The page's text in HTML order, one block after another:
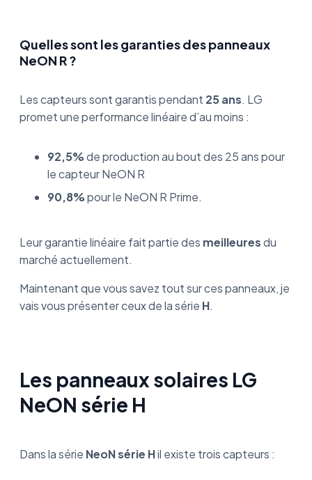
Quelles sont les garanties des panneaux
NeON R ?
Les capteurs sont garantis pendant 25 ans. LG
promet une performance linéaire d’au moins :
92,5%de production au bout des 25 ans pour
le capteur NeON R
90,8%pour le NeON R Prime.
Leur garantie linéaire fait partie des meilleuresdu
marché actuellement.
Maintenant que vous savez tout sur ces panneaux, je
vais vous présenter ceux de la série H.
Les panneaux solaires LG
NeON série H
Dans la série NeoN série Hil existe trois capteurs :